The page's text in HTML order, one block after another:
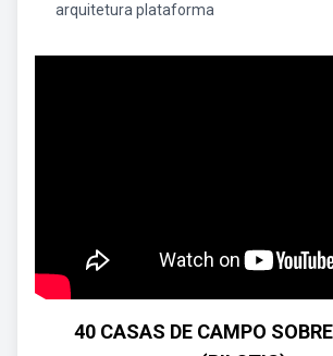
arquitetura plataforma
40 CASAS DE CAMPO